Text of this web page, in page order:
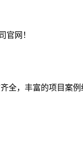
官网！
全，丰富的项目案例